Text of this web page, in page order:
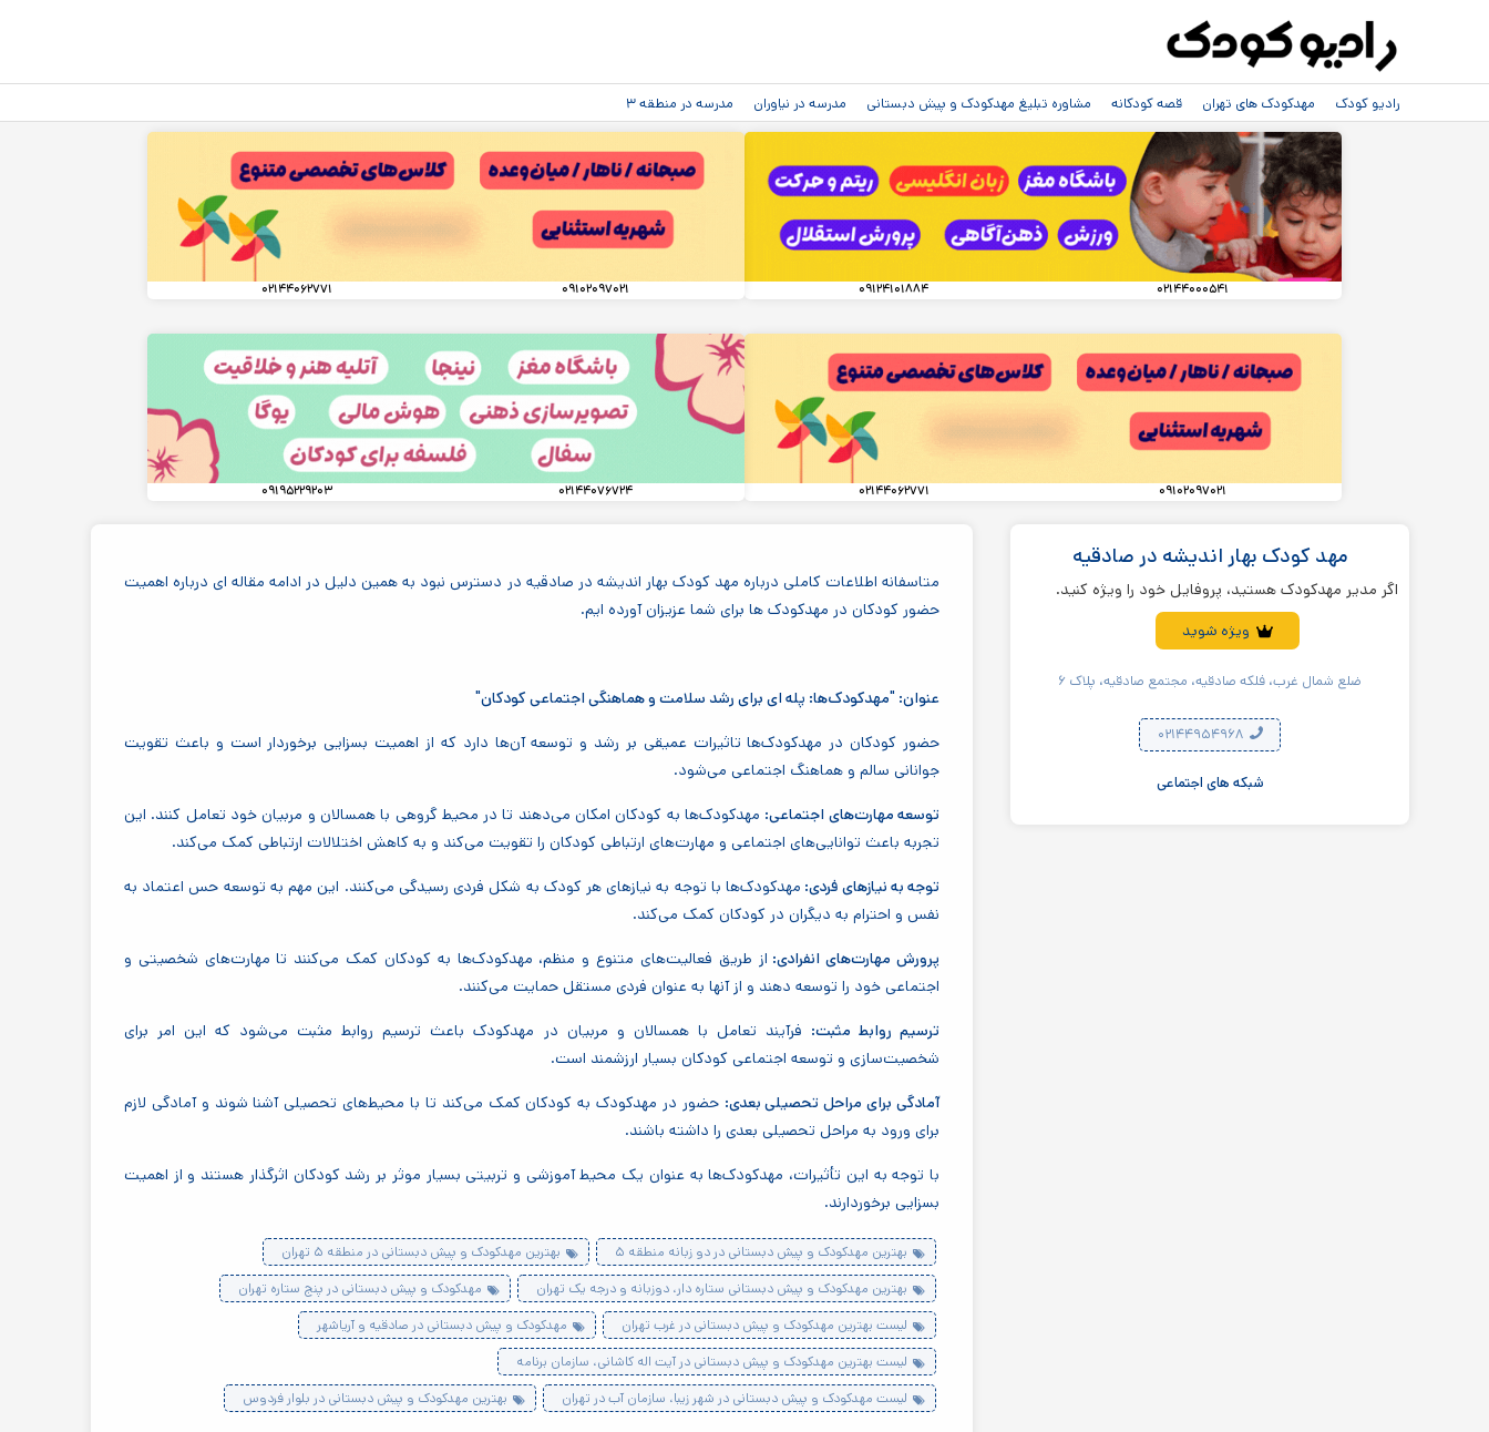
رادیو کودک مهدکودک های تهران قصه کودکانه مشاوره تبلیغ مهدکودک و پیش دبستانی مدرسه در نیاوران مدرسه در منطقه ۳
۰۲۱۴۴۰۰۰۵۴۱ ۰۹۱۲۴۱۰۱۸۸۴ ۰۹۱۰۲۰۹۷۰۲۱ ۰۲۱۴۴۰۶۲۷۷۱
۰۹۱۰۲۰۹۷۰۲۱ ۰۲۱۴۴۰۶۲۷۷۱ ۰۲۱۴۴۰۷۶۷۲۴ ۰۹۱۹۵۲۲۹۲۰۳
مهد کودک بهار اندیشه در صادقیه
اگر مدیر مهدکودک هستید، پروفایل خود را ویژه کنید.
ویژه شوید
ضلع شمال غرب، فلکه صادقیه، مجتمع صادقیه، پلاک ۶
۰۲۱۴۴۹۵۴۹۶۸
شبکه های اجتماعی
متاسفانه اطلاعات کاملی درباره مهد کودک بهار اندیشه در صادقیه در دسترس نبود به همین دلیل در ادامه مقاله ای درباره اهمیت
حضور کودکان در مهدکودک ها برای شما عزیزان آورده ایم.
عنوان: "مهدکودک‌ها: پله ای برای رشد سلامت و هماهنگی اجتماعی کودکان"
حضور کودکان در مهدکودک‌ها تاثیرات عمیقی بر رشد و توسعه آن‌ها دارد که از اهمیت بسزایی برخوردار است و باعث تقویت
جوانانی سالم و هماهنگ اجتماعی می‌شود.
توسعه مهارت‌های اجتماعی: مهدکودک‌ها به کودکان امکان می‌دهند تا در محیط گروهی با همسالان و مربیان خود تعامل کنند. این
تجربه باعث توانایی‌های اجتماعی و مهارت‌های ارتباطی کودکان را تقویت می‌کند و به کاهش اختلالات ارتباطی کمک می‌کند.
توجه به نیازهای فردی: مهدکودک‌ها با توجه به نیازهای هر کودک به شکل فردی رسیدگی می‌کنند. این مهم به توسعه حس اعتماد به
نفس و احترام به دیگران در کودکان کمک می‌کند.
پرورش مهارت‌های انفرادی: از طریق فعالیت‌های متنوع و منظم، مهدکودک‌ها به کودکان کمک می‌کنند تا مهارت‌های شخصیتی و
اجتماعی خود را توسعه دهند و از آنها به عنوان فردی مستقل حمایت می‌کنند.
ترسیم روابط مثبت: فرآیند تعامل با همسالان و مربیان در مهدکودک باعث ترسیم روابط مثبت می‌شود که این امر برای
شخصیت‌سازی و توسعه اجتماعی کودکان بسیار ارزشمند است.
آمادگی برای مراحل تحصیلی بعدی: حضور در مهدکودک به کودکان کمک می‌کند تا با محیط‌های تحصیلی آشنا شوند و آمادگی لازم
برای ورود به مراحل تحصیلی بعدی را داشته باشند.
با توجه به این تأثیرات، مهدکودک‌ها به عنوان یک محیط آموزشی و تربیتی بسیار موثر بر رشد کودکان اثرگذار هستند و از اهمیت
بسزایی برخوردارند.
بهترین مهدکودک و پیش دبستانی در دو زبانه منطقه ۵
بهترین مهدکودک و پیش دبستانی در منطقه ۵ تهران
بهترین مهدکودک و پیش دبستانی ستاره دار، دوزبانه و درجه یک تهران
مهدکودک و پیش دبستانی در پنج ستاره تهران
لیست بهترین مهدکودک و پیش دبستانی در غرب تهران
مهدکودک و پیش دبستانی در صادقیه و آریاشهر
لیست بهترین مهدکودک و پیش دبستانی در آیت اله کاشانی، سازمان برنامه
لیست مهدکودک و پیش دبستانی در شهر زیبا، سازمان آب در تهران
بهترین مهدکودک و پیش دبستانی در بلوار فردوس